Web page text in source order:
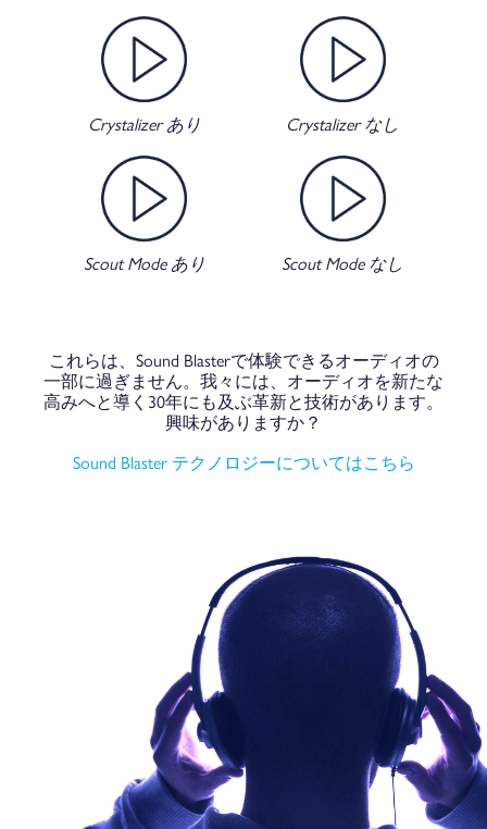
Crystalizer あり Crystalizer なし
Scout Mode あり Scout Mode なし
これらは、Sound Blasterで体験できるオーディオの
一部に過ぎません。我々には、オーディオを新たな
高みへと導く30年にも及ぶ革新と技術があります。
興味がありますか？
Sound Blaster テクノロジーについてはこちら